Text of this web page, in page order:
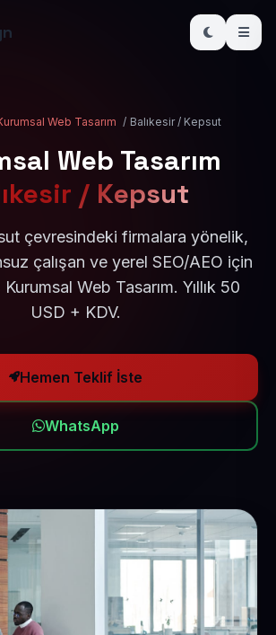
Web Tasarım / Balıkesir / Kepsut
Web Tasarım
/ Kepsut
çevresindeki firmalara yönelik,
çalışan ve yerel SEO/AEO için
Web Tasarım. Yıllık 50
USD + KDV.
Hemen Teklif İste
WhatsApp